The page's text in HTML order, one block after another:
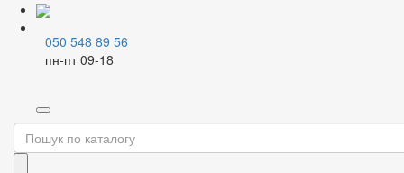
050 548 89 56
пн-пт 09-18
Home Каталог